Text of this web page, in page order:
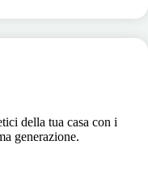
della tua casa con i
generazione.